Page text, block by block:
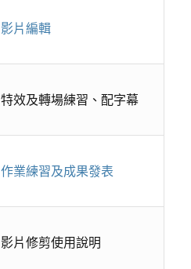
影片編輯
特效及轉場練習、配字幕
作業練習及成果發表
影片修剪使用說明